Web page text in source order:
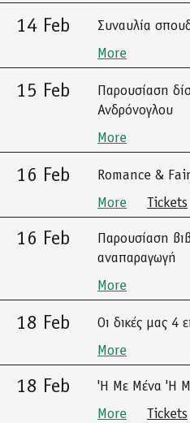
14 Feb
Συναυλία
More
15 Feb
Παρουσίαση
Ανδρόνογλου
More
16 Feb
Romance &
More
Tickets
16 Feb
Παρουσίαση
αναπαραγωγή
More
18 Feb
Οι δικές μας 4
More
18 Feb
'Η Με Μένα 'Η
More
Tickets